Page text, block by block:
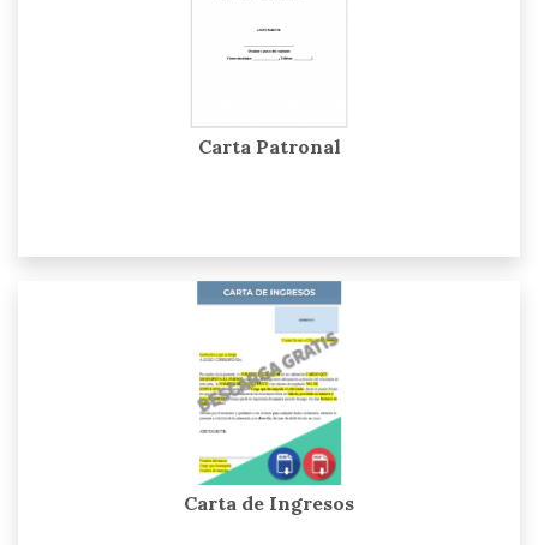
Carta Patronal
Carta de Ingresos